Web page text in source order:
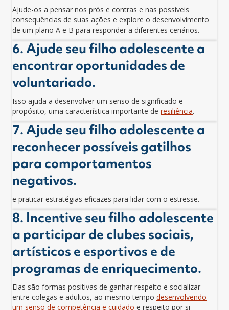
Ajude-os a pensar nos prós e contras e nas possíveis
consequências de suas ações e explore o desenvolvimento
de um plano A e B para responder a diferentes cenários.
6. Ajude seu filho adolescente a
encontrar oportunidades de
voluntariado.
Isso ajuda a desenvolver um senso de significado e
propósito, uma característica importante de resiliência.
7. Ajude seu filho adolescente a
reconhecer possíveis gatilhos
para comportamentos
negativos.
e praticar estratégias eficazes para lidar com o estresse.
8. Incentive seu filho adolescente
a participar de clubes sociais,
artísticos e esportivos e de
programas de enriquecimento.
Elas são formas positivas de ganhar respeito e socializar
entre colegas e adultos, ao mesmo tempo desenvolvendo
um senso de competência e cuidado e respeito por si